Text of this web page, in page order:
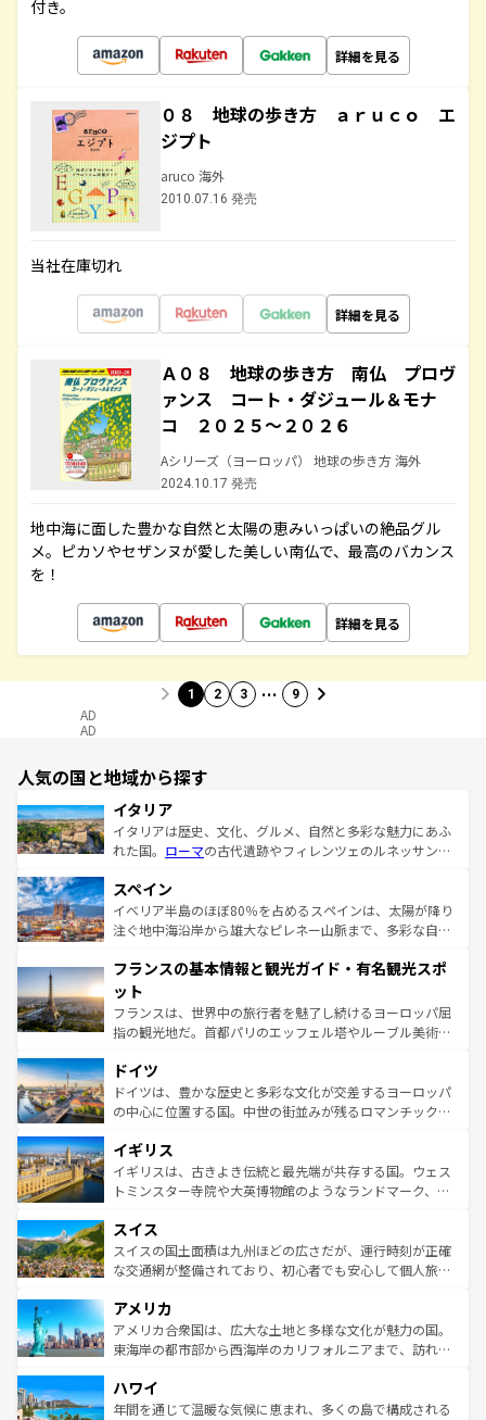
付き。
詳細を見る
０８ 地球の歩き方 ａｒｕｃｏ エ
ジプト
aruco 海外
2010.07.16 発売
当社在庫切れ
詳細を見る
Ａ０８ 地球の歩き方 南仏 プロヴ
ァンス コート・ダジュール＆モナ
コ ２０２５～２０２６
Aシリーズ（ヨーロッパ） 地球の歩き方 海外
2024.10.17 発売
地中海に面した豊かな自然と太陽の恵みいっぱいの絶品グル
メ。ピカソやセザンヌが愛した美しい南仏で、最高のバカンス
を！
詳細を見る
1 2 3 … 9
AD
AD
人気の国と地域から探す
イタリア
イタリアは歴史、文化、グルメ、自然と多彩な魅力にあふ
れた国。 ローマの古代遺跡やフィレンツェのルネッサンス
ろん、トスカーナの美しい田園風景やアマルフィ海岸の絶
景など、自然景観も見逃せない。観光の合間には、本場の
ピザやパスタなど、絶品のイタリア料理を堪能することも
ませてくれるイタリアで、忘れられない旅をしてみよう！
なお、新着のイタリア情報は
しい。
スペイン
イベリア半島のほぼ80％を占めるスペインは、太陽が降り
注ぐ地中海沿岸から雄大なピレネー山脈まで、多彩な自然
文化が根付くこの国では、情熱的なフラメンコ、熱気あふ
れる闘牛、そして美味しいタパスが生活の一部となってい
る。首都マドリードの洗練された雰囲気や、バルセロナの
アートに溢れた街角から、地方では古代ローマ遺跡や中世
せる。地方によって風土や気候が異なるスペインはその個
性で訪れる人を魅了する。 なお、新着のスペイン情報は コ
ンテンツ一覧を参照してほしい。
フランスの基本情報と観光ガイド・有名観光スポ
ット
フランスは、世界中の旅行者を魅了し続けるヨーロッパ屈
指の観光地だ。首都パリのエッフェル塔やルーブル美術館
で、幅広い魅力が詰まっている。華麗な宮殿、歴史的な大
聖堂、美しいビーチ、そして豊かな自然が、訪れる者を心
から魅了する。また、フランスは美食の国としても知ら
いる。シャンパンの発祥地であるランス、プロヴァンスの
香り高いラベンダー畑など、多彩な楽しみ方が可能だ。さ
らに、パリ以外の地域にも魅力が溢れており、どの街角に
れる地方に足を運ぶとそれぞれで全く異なる文化を体験で
きるだろう。 なお、新着のフランス情報はコンテンツ一覧
を参照してほしい。
ドイツ
ドイツは、豊かな歴史と多彩な文化が交差するヨーロッパ
の中心に位置する国。中世の街並みが残るロマンチック街
顔を持つこの国は、どこを歩いても飽きることがない。ベ
ルリンの文化的活気、バイエルン州のアルプスの絶景、そ
してライン川沿いのワイン畑といった風景は必見。ビール
は、お酒好きな人にはぜひ体験してほしい。 なお、新着の
ドイツ情報はコンテンツ一覧を参照してほしい。
イギリス
イギリスは、古きよき伝統と最先端が共存する国。ウェス
トミンスター寺院や大英博物館のようなランドマーク、歴
リアごとに異なる魅力がある。また、優雅なアフタヌーン
ティー、ビール好きにはたまらない英国パブ、サッカー観
戦など、本場だからこそできる体験も豊富。イギリスを旅
ンツ一覧を参照してほしい。
スイス
スイスの国土面積は九州ほどの広さだが、運行時刻が正確
な交通網が整備されており、初心者でも安心して個人旅行
の建物がそのまま残る町や、スイスならではのユニークな
博物館もあり、アルプス観光だけでなく町歩きも満喫する
ことができる。国民の所得が高いため物価も高いが、旅行
ば市内交通費無料で観光を楽しむこともできる。 なお、新
着のスイス情報はコンテンツ一覧 を参照してほしい。
アメリカ
アメリカ合衆国は、広大な土地と多様な文化が魅力の国。
東海岸の都市部から西海岸のカリフォルニアまで、訪れる
のような巨大都市は、観光、ショッピング、エンターテイ
ンメントが詰まった刺激的なスポットだ。一方、アメリカ
ハワイ
年間を通じて温暖な気候に恵まれ、多くの島で構成される